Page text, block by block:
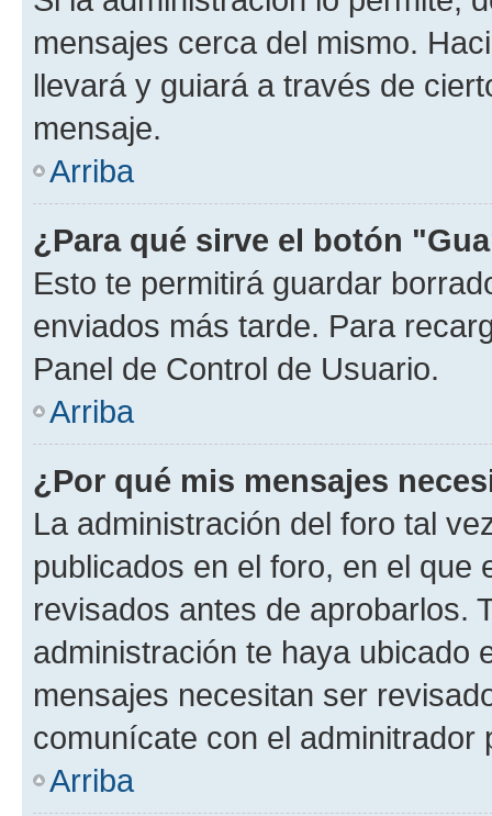
mensajes cerca del mismo.
llevará y guiará a través de
mensaje.
Arriba
¿Para qué sirve el botón
Esto te permitirá guardar
enviados más tarde. Para
Panel de Control de Usuario.
Arriba
¿Por qué mis mensajes
La administración del foro tal
publicados en el foro, en el
revisados antes de aprobarlos.
administración te haya ubicado
mensajes necesitan ser
comunícate con el
Arriba